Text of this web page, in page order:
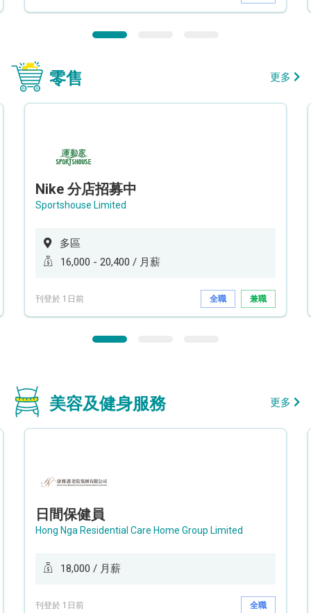
零售 更多
Nike 分店招募中
Sportshouse Limited
多區
16,000 - 20,400 / 月薪
刊登於 1日前 全職 兼職
美容及健身服務 更多
日間保健員
Hong Nga Residential Care Home Group Limited
18,000 / 月薪
刊登於 1日前 全職